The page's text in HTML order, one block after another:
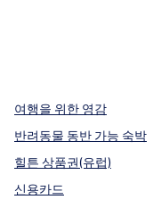
여행을 위한 영감
반려동물 동반 가능 숙박
힐튼 상품권(유럽)
신용카드